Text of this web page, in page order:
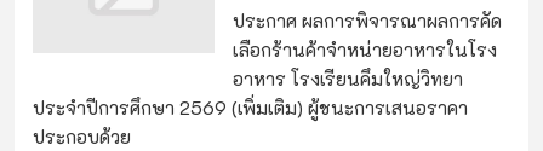
ประกาศ ผลการพิจารณาผลการคัด
เลือกร้านค้าจำหน่ายอาหารในโรง
อาหาร โรงเรียนคึมใหญ่วิทยา
ประจำปีการศึกษา 2569 (เพิ่มเติม) ผู้ชนะการเสนอราคา
ประกอบด้วย